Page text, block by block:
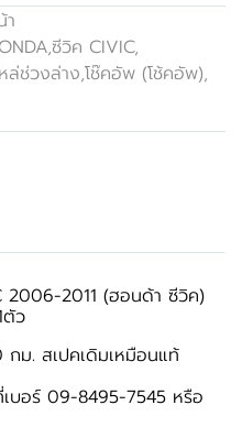
,ซีวิค CIVIC,
ล่ช่วงล่าง,โช๊คอัพ (โช้คอัพ),
2006-2011 (ฮอนด้า ซีวิค)
ตัว
ม. สเปคเดิมเหมือนแท้
บอร์ 09-8495-7545 หรือ